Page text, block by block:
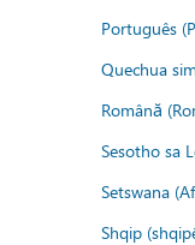
Português
Quechua
Română
Sesotho sa
Setswana
Shqip